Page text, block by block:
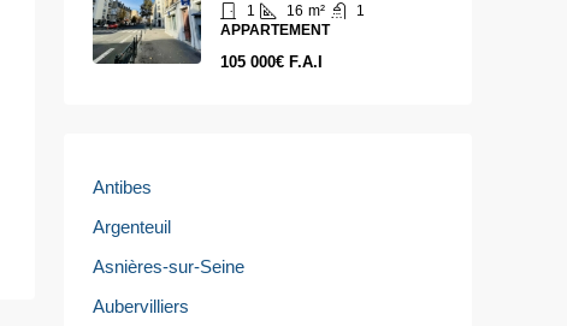
1 16 m²
1
APPARTEMENT
105 000€ F.A.I
Antibes
Argenteuil
Asnières-sur-Seine
Aubervilliers